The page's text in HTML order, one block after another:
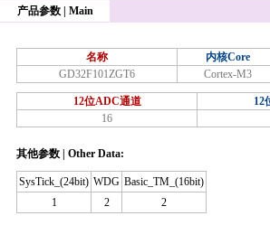
产品参数 | Main
名称 内核Core
GD32F101ZGT6
Cortex-M3
12位ADC通道
12
16
其他参数 | Other Data:
SysTick_(24bit) WDG Basic_TM_(16bit)
1
2 2